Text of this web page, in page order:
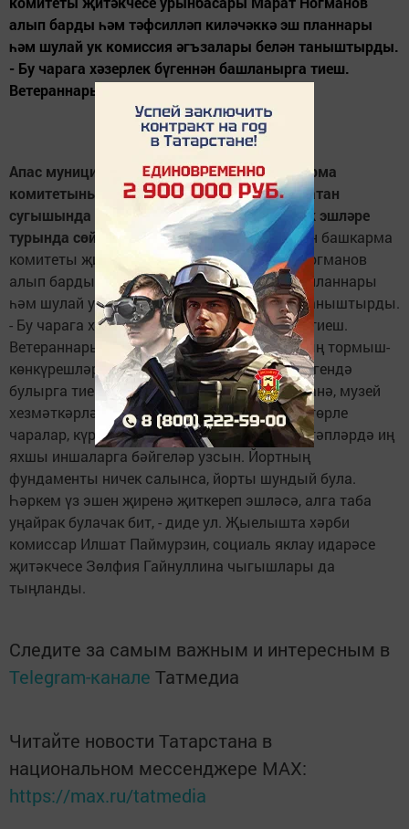
алып барды һәм тәфсилләп киләчәккә эш планнары
һәм шулай ук комиссия әгъзалары белән таныштырды.
- Бу чарага хәзерлек бүгеннән башланырга тиеш.
Ветераннарыбызны...
Апас муниципаль район Советы һәм башкарма
комитетының утырышлар залында Бөек Ватан
сугышында Җиңүнең 70 еллыгына хәзерлек эшләре
турында сөйләшү булды.Җыелышны район башкарма
комитеты җитәкчесе урынбасары Марат Ногманов
алып барды һәм тәфсилләп киләчәккә эш планнары
һәм шулай ук комиссия әгъзалары белән таныштырды.
- Бу чарага хәзерлек бүгеннән башланырга тиеш.
Ветераннарыбызны барлап торыйк, аларның тормыш-
көнкүрешләре һәр җитәкченең игътибар үзәгендә
булырга тиеш. Мәдәният йортлары, китапханә, музей
хезмәткәрләре мәгълүматларын яңартып, төрле
чаралар, күргәзмәләр оештырсыннар. Мәктәпләрдә иң
яхшы иншаларга бәйгеләр узсын. Йортның
фундаменты ничек салынса, йорты шундый була.
Һәркем үз эшен җиренә җиткереп эшләсә, алга таба
уңайрак булачак бит, - диде ул. Җыелышта хәрби
комиссар Илшат Паймурзин, социаль яклау идарәсе
җитәкчесе Зөлфия Гайнуллина чыгышлары да
тыңланды.
Следите за самым важным и интересным в
Telegram-канале Татмедиа
Читайте новости Татарстана в
национальном мессенджере MАХ:
https://max.ru/tatmedia